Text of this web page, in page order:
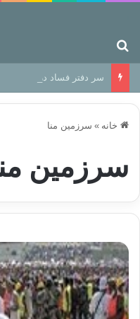
سر دفتر فساد در زمین‌،
خانه » سرزمین منا
سرزمین